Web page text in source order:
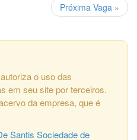
Próxima Vaga »
o uso das
em seu site por terceiros.
da empresa, que é
Santis Sociedade de